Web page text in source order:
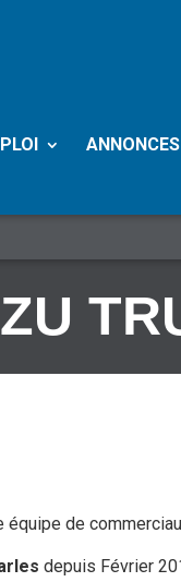
ANNONCES
équipe de
depuis Février